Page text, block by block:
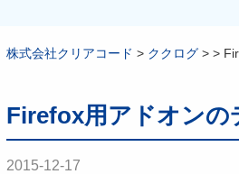
株式会社クリアコード > ククログ > >
Firefox用アドオンの
2015-12-17